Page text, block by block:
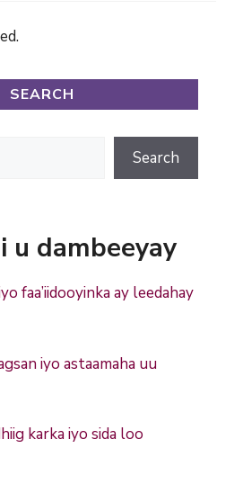
SEARCH
Search
u dambeeyay
faa’iidooyinka ay leedahay
iyo astaamaha uu
karka iyo sida loo